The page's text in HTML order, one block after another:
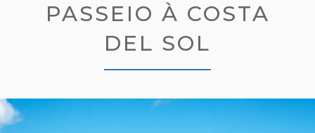
PASSEIO À COSTA
DEL SOL